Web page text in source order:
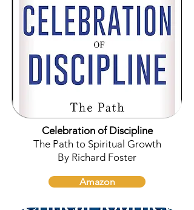
Celebration of Discipline
The Path to Spiritual Growth
By Richard Foster
Amazon